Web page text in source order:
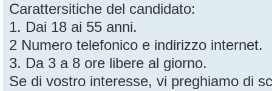
Carattersitiche del candidato:
1. Dai 18 ai 55 anni.
2 Numero telefonico e indirizzo internet.
3. Da 3 a 8 ore libere al giorno.
Se di vostro interesse, vi preghiamo di